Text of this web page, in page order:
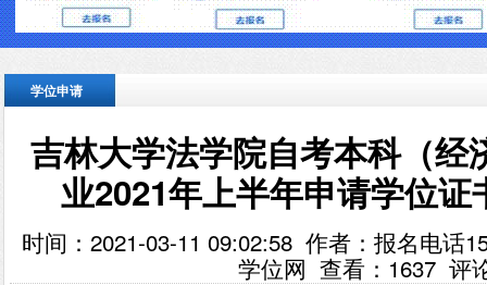
学位申请
吉林大学法学院自考本科（经
业2021年上半年申请学位证
时间：2021-03-11 09:02:58 作者：报名电话
学位网 查看： 1637 评